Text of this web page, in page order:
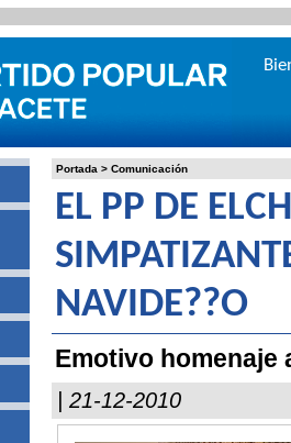
Portada > Comunicación
EL PP DE
NAVIDE??O
Emotivo homenaje
| 21-12-2010